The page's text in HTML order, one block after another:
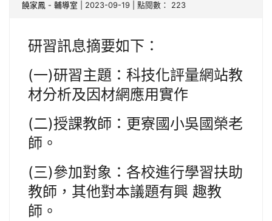
饒家鳳 - 輔導室 | 2023-09-19 | 點閱數： 223
研習訊息摘要如下：
(一)研習主題：科技化評量網站教
材分析及因材網應用實作
(二)授課教師：更寮國小吳國榮老
師。
(三)參加對象：各校進行學習扶助
教師，其他對本議題有興 趣教
師。